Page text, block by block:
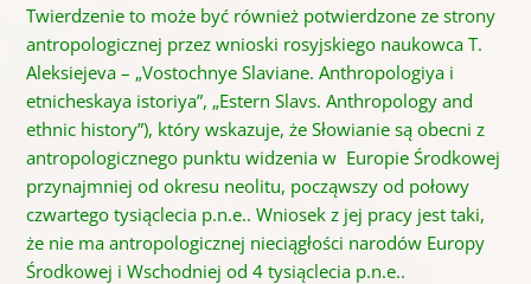
Twierdzenie to może być również potwierdzone ze strony
antropologicznej przez wnioski rosyjskiego naukowca T.
Aleksiejeva – „Vostochnye Slaviane. Anthropologiya i
etnicheskaya istoriya”, „Estern Slavs. Anthropology and
ethnic history”), który wskazuje, że Słowianie są obecni z
antropologicznego punktu widzenia w Europie Środkowej
przynajmniej od okresu neolitu, począwszy od połowy
czwartego tysiąclecia p.n.e.. Wniosek z jej pracy jest taki,
że nie ma antropologicznej nieciągłości narodów Europy
Środkowej i Wschodniej od 4 tysiąclecia p.n.e..